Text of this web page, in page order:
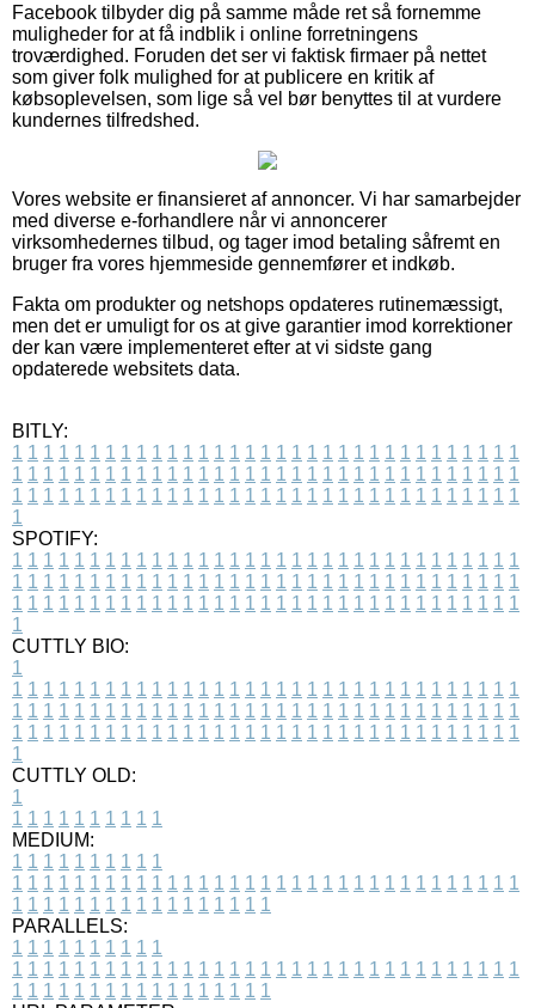
Facebook tilbyder dig på samme måde ret så fornemme
muligheder for at få indblik i online forretningens
troværdighed. Foruden det ser vi faktisk firmaer på nettet
som giver folk mulighed for at publicere en kritik af
købsoplevelsen, som lige så vel bør benyttes til at vurdere
kundernes tilfredshed.
Vores website er finansieret af annoncer. Vi har samarbejder
med diverse e-forhandlere når vi annoncerer
virksomhedernes tilbud, og tager imod betaling såfremt en
bruger fra vores hjemmeside gennemfører et indkøb.
Fakta om produkter og netshops opdateres rutinemæssigt,
men det er umuligt for os at give garantier imod korrektioner
der kan være implementeret efter at vi sidste gang
opdaterede websitets data.
BITLY:
1 1 1 1 1 1 1 1 1 1 1 1 1 1 1 1 1 1 1 1 1 1 1 1 1 1 1 1 1 1 1 1 1
1 1 1 1 1 1 1 1 1 1 1 1 1 1 1 1 1 1 1 1 1 1 1 1 1 1 1 1 1 1 1 1 1
1 1 1 1 1 1 1 1 1 1 1 1 1 1 1 1 1 1 1 1 1 1 1 1 1 1 1 1 1 1 1 1 1
1
SPOTIFY:
1 1 1 1 1 1 1 1 1 1 1 1 1 1 1 1 1 1 1 1 1 1 1 1 1 1 1 1 1 1 1 1 1
1 1 1 1 1 1 1 1 1 1 1 1 1 1 1 1 1 1 1 1 1 1 1 1 1 1 1 1 1 1 1 1 1
1 1 1 1 1 1 1 1 1 1 1 1 1 1 1 1 1 1 1 1 1 1 1 1 1 1 1 1 1 1 1 1 1
1
CUTTLY BIO:
1
1 1 1 1 1 1 1 1 1 1 1 1 1 1 1 1 1 1 1 1 1 1 1 1 1 1 1 1 1 1 1 1 1
1 1 1 1 1 1 1 1 1 1 1 1 1 1 1 1 1 1 1 1 1 1 1 1 1 1 1 1 1 1 1 1 1
1 1 1 1 1 1 1 1 1 1 1 1 1 1 1 1 1 1 1 1 1 1 1 1 1 1 1 1 1 1 1 1 1
1
CUTTLY OLD:
1
1 1 1 1 1 1 1 1 1 1
MEDIUM:
1 1 1 1 1 1 1 1 1 1
1 1 1 1 1 1 1 1 1 1 1 1 1 1 1 1 1 1 1 1 1 1 1 1 1 1 1 1 1 1 1 1 1
1 1 1 1 1 1 1 1 1 1 1 1 1 1 1 1 1
PARALLELS:
1 1 1 1 1 1 1 1 1 1
1 1 1 1 1 1 1 1 1 1 1 1 1 1 1 1 1 1 1 1 1 1 1 1 1 1 1 1 1 1 1 1 1
1 1 1 1 1 1 1 1 1 1 1 1 1 1 1 1 1